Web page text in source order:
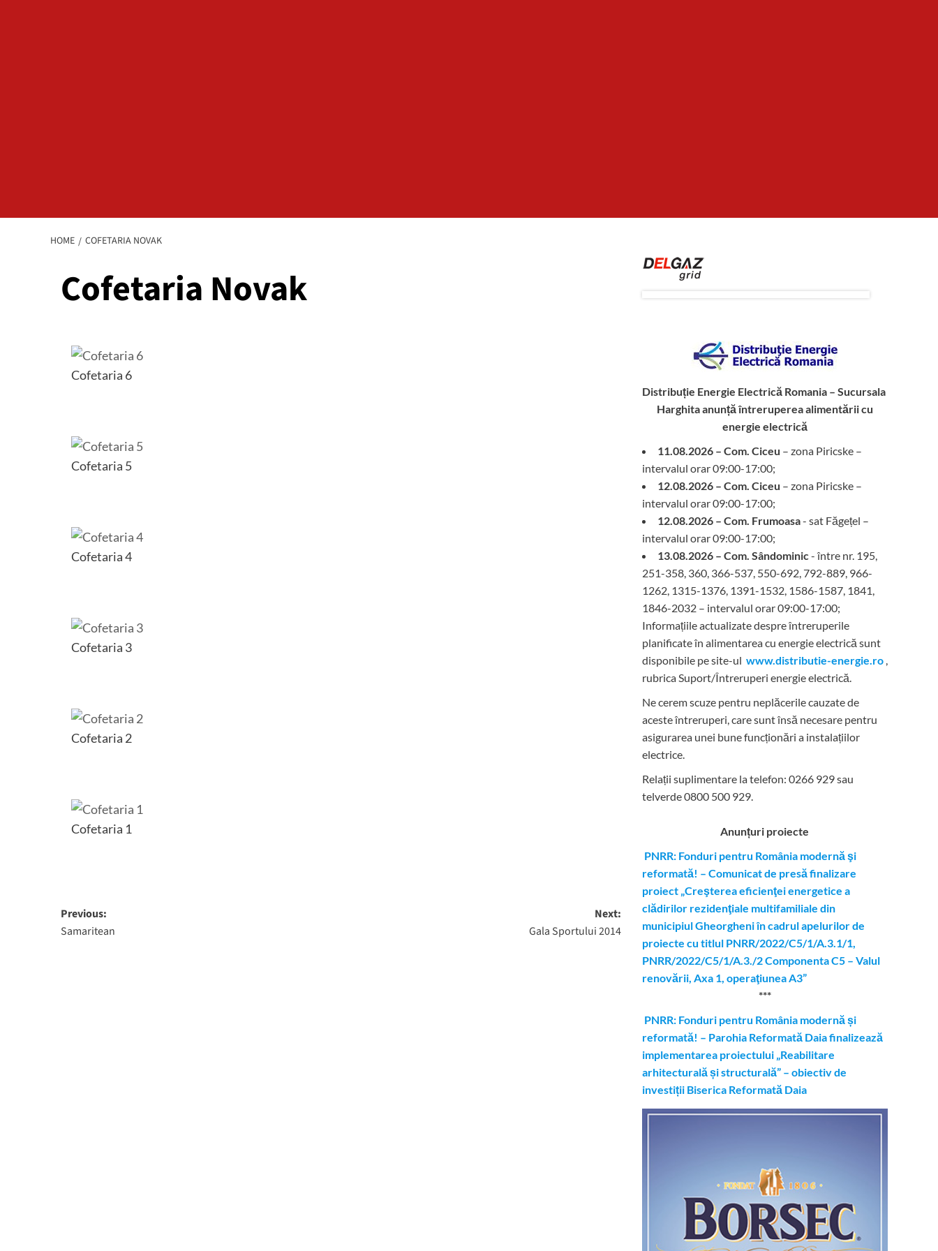
HOME COFETARIA NOVAK
Cofetaria Novak
Cofetaria 6
Cofetaria 5
Cofetaria 4
Cofetaria 3
Cofetaria 2
Cofetaria 1
Post
navigation
Previous:
Samaritean
Next:
Gala Sportului 2014
Distribuție Energie Electrică Romania – Sucursala
Harghitaanunță întreruperea alimentării cu
energie electrică
11.08.2026 – Com. Ciceu – zona Piricske –
intervalul orar 09:00-17:00;
12.08.2026 – Com. Ciceu – zona Piricske –
intervalul orar 09:00-17:00;
12.08.2026 – Com. Frumoasa- sat Făgețel –
intervalul orar 09:00-17:00;
13.08.2026 – Com. Sândominic- între nr. 195,
251-358, 360, 366-537, 550-692, 792-889, 966-
1262, 1315-1376, 1391-1532, 1586-1587, 1841,
1846-2032 – intervalul orar 09:00-17:00;
Informațiile actualizate despre întreruperile
planificate în alimentarea cu energie electrică sunt
disponibile pe site-ul www.distributie-energie.ro ,
rubrica Suport/Întreruperi energie electrică.
Ne cerem scuze pentru neplăcerile cauzate de
aceste întreruperi, care sunt însă necesare pentru
asigurarea unei bune funcționări a instalațiilor
electrice.
Relații suplimentare la telefon: 0266 929 sau
telverde 0800 500 929.
Anunțuri proiecte
PNRR: Fonduri pentru România modernă şi
reformată! – Comunicat de presă finalizare
proiect „Creşterea eficienţei energetice a
clădirilor rezidenţiale multifamiliale din
municipiul Gheorgheni în cadrul apelurilor de
proiecte cu titlul PNRR/2022/C5/1/A.3.1/1,
PNRR/2022/C5/1/A.3./2 Componenta C5 – Valul
renovării, Axa 1, operaţiunea A3”
***
PNRR: Fonduri pentru România modernă și
reformată! – Parohia Reformată Daia finalizează
implementarea proiectului „Reabilitare
arhitecturală și structurală” – obiectiv de
investiții Biserica Reformată Daia